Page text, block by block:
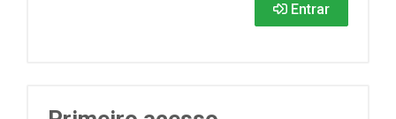
Entrar